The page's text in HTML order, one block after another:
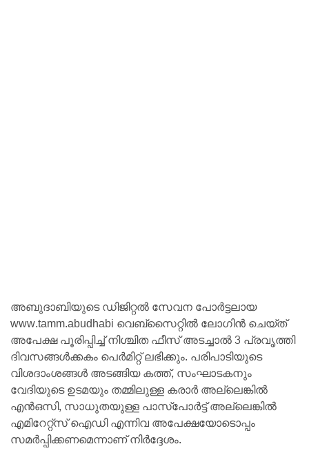
അബുദാബിയുടെ ഡിജിറ്റൽ സേവന പോർട്ടലായ
www.tamm.abudhabi വെബ്‌സൈറ്റിൽ ലോഗിൻ ചെയ്ത്
അപേക്ഷ പൂരിപ്പിച്ച് നിശ്ചിത ഫീസ് അടച്ചാൽ 3 പ്രവൃത്തി
ദിവസങ്ങൾക്കകം പെർമിറ്റ് ലഭിക്കും. പരിപാടിയുടെ
വിശദാംശങ്ങൾ അടങ്ങിയ കത്ത്, സംഘാടകനും
വേദിയുടെ ഉടമയും തമ്മിലുള്ള കരാർ അല്ലെങ്കിൽ
എൻഒസി, സാധുതയുള്ള പാസ്‌പോർട്ട് അല്ലെങ്കിൽ
എമിറേറ്റ്‌സ് ഐഡി എന്നിവ അപേക്ഷയോടൊപ്പം
സമർപ്പിക്കണമെന്നാണ് നിർദ്ദേശം.